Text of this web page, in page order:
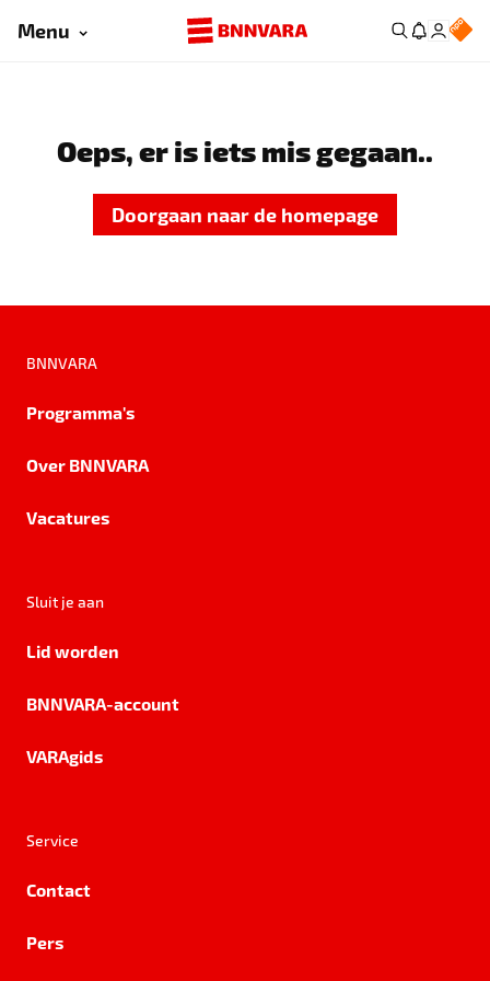
Menu
Oeps, er is iets mis gegaan..
Doorgaan naar de homepage
BNNVARA
Programma's
Over BNNVARA
Vacatures
Sluit je aan
Lid worden
BNNVARA-account
VARAgids
Service
Contact
Pers